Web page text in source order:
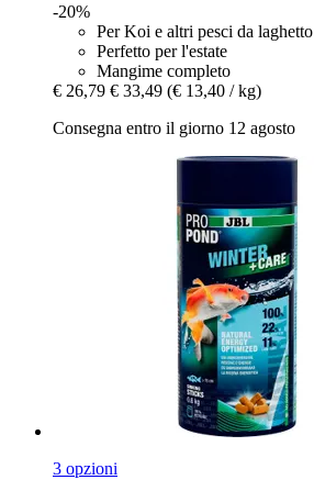
-20%
Per Koi e altri pesci da laghetto
Perfetto per l'estate
Mangime completo
€ 26,79 € 33,49 (€ 13,40 / kg)
Consegna entro il giorno 12 agosto
3 opzioni